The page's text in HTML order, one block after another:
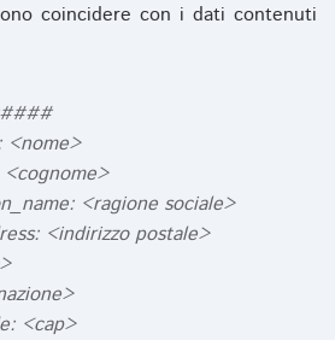
coincidere con i dati contenuti
<nome>
<ragione sociale>
<indirizzo postale>
<cap>